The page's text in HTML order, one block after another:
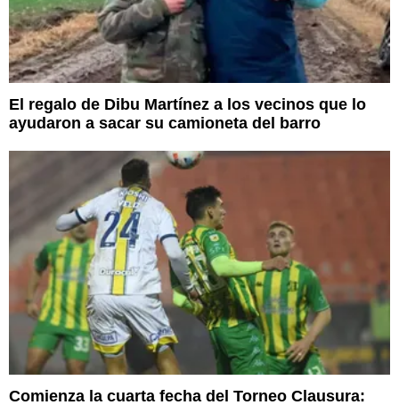
El regalo de Dibu Martínez a los vecinos que lo
ayudaron a sacar su camioneta del barro
Comienza la cuarta fecha del Torneo Clausura: